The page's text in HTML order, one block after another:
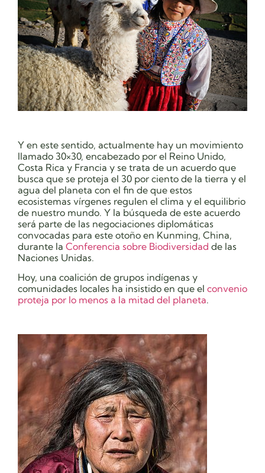
Y en este sentido, actualmente hay un movimiento
llamado 30×30, encabezado por el Reino Unido,
Costa Rica y Francia y se trata de un acuerdo que
busca que se proteja el 30 por ciento de la tierra y el
agua del planeta con el fin de que estos
ecosistemas vírgenes regulen el clima y el equilibrio
de nuestro mundo. Y la búsqueda de este acuerdo
será parte de las negociaciones diplomáticas
convocadas para este otoño en Kunming, China,
durante la Conferencia sobre Biodiversidad de las
Naciones Unidas.
Hoy, una coalición de grupos indígenas y
comunidades locales ha insistido en que el convenio
proteja por lo menos a la mitad del planeta.